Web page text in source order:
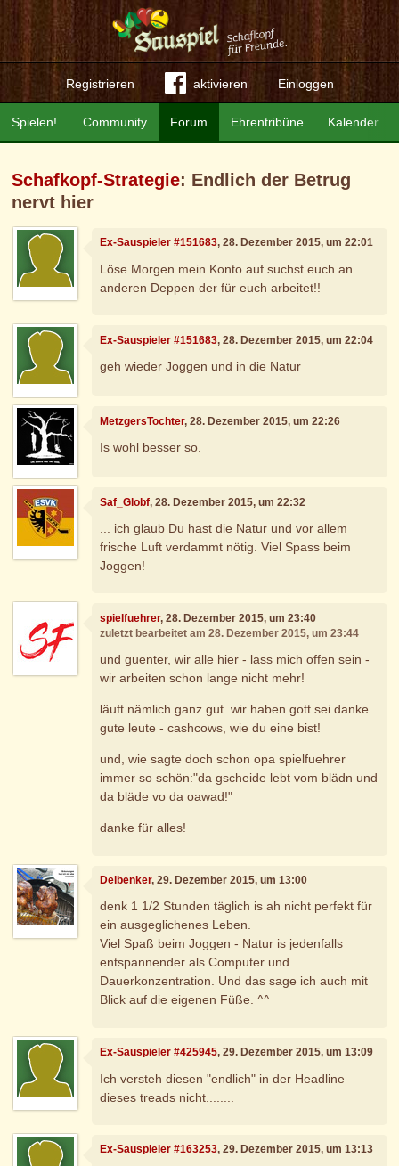
Registrieren aktivieren Einloggen
Community Forum Ehrentribüne Kalender
Spielen!
Schafkopf-Strategie: Endlich der Betrug
nervt hier
Ex-Sauspieler #151683, 28. Dezember 2015, um 22:01
Löse Morgen mein Konto auf suchst euch an
anderen Deppen der für euch arbeitet!!
Ex-Sauspieler #151683, 28. Dezember 2015, um 22:04
geh wieder Joggen und in die Natur
MetzgersTochter, 28. Dezember 2015, um 22:26
Is wohl besser so.
Saf_Globf, 28. Dezember 2015, um 22:32
... ich glaub Du hast die Natur und vor allem
frische Luft verdammt nötig. Viel Spass beim
Joggen!
spielfuehrer, 28. Dezember 2015, um 23:40
zuletzt bearbeitet am 28. Dezember 2015, um 23:44
und guenter, wir alle hier - lass mich offen sein -
wir arbeiten schon lange nicht mehr!
läuft nämlich ganz gut. wir haben gott sei danke
gute leute - cashcows, wie du eine bist!
und, wie sagte doch schon opa spielfuehrer
immer so schön:"da gscheide lebt vom blädn und
da bläde vo da oawad!"
danke für alles!
Deibenker, 29. Dezember 2015, um 13:00
denk 1 1/2 Stunden täglich is ah nicht perfekt für
ein ausgeglichenes Leben.
Viel Spaß beim Joggen - Natur is jedenfalls
entspannender als Computer und
Dauerkonzentration. Und das sage ich auch mit
Blick auf die eigenen Füße. ^^
Ex-Sauspieler #425945, 29. Dezember 2015, um 13:09
Ich versteh diesen "endlich" in der Headline
dieses treads nicht........
Ex-Sauspieler #163253, 29. Dezember 2015, um 13:13